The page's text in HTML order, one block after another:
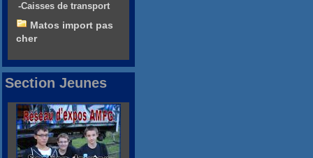
-Caisses de transport
Matos import pas
cher
Section Jeunes